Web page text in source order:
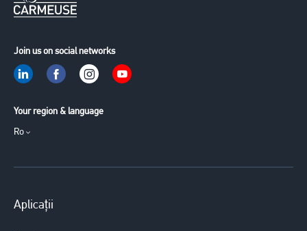
Join us on social networks
Your region & language
Ro
Aplicații